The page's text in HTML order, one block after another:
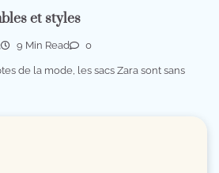
et styles
9 Min Read 0
de la mode, les sacs Zara sont sans